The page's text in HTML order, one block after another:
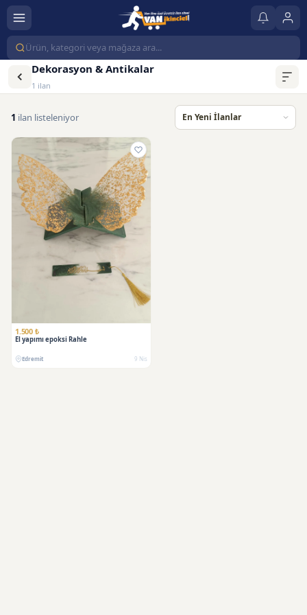
Dekorasyon & Antikalar
1 ilan
1 ilan listeleniyor
1.500 ₺
El yapımı epoksi Rahle
Edremit 9 Nis